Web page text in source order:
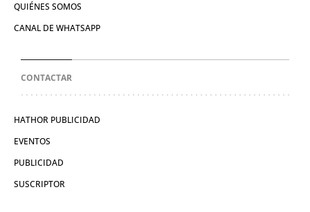
QUIÉNES SOMOS
CANAL DE WHATSAPP
CONTACTAR
HATHOR PUBLICIDAD
EVENTOS
PUBLICIDAD
SUSCRIPTOR